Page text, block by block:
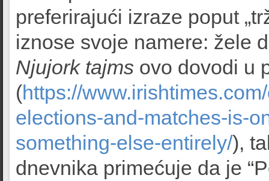
preferirajući izraze poput
iznose svoje namere: žele
Njujork tajms ovo dovodi u
(https://
elections-and-matches-is-
something-else-entirely/),
dnevnika primećuje da je